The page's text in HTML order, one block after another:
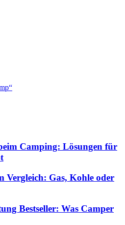
Camping: Lösungen für
Vergleich: Gas, Kohle oder
Bestseller: Was Camper